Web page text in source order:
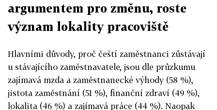
argumentem pro změnu, roste
význam lokality pracoviště
Hlavními důvody, proč čeští zaměstnanci zůstávají
u stávajícího zaměstnavatele, jsou dle průzkumu
zajímavá mzda a zaměstnanecké výhody (58 %),
jistota zaměstnání (51 %), finanční zdraví (49 %),
lokalita (46 %) a zajímavá práce (44 %). Naopak